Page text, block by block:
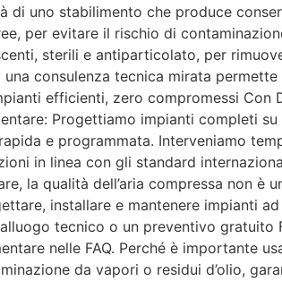
di uno stabilimento che produce
per evitare il rischio di
sterili e antiparticolato, per
consulenza tecnica mirata permette
efficienti, zero compromessi Con
Progettiamo impianti completi su
e programmata. Interveniamo
in linea con gli standard
la qualità dell’aria compressa non è
installare e mantenere impianti ad
tecnico o un preventivo gratuito
nelle FAQ. Perché è importante
da vapori o residui d’olio,